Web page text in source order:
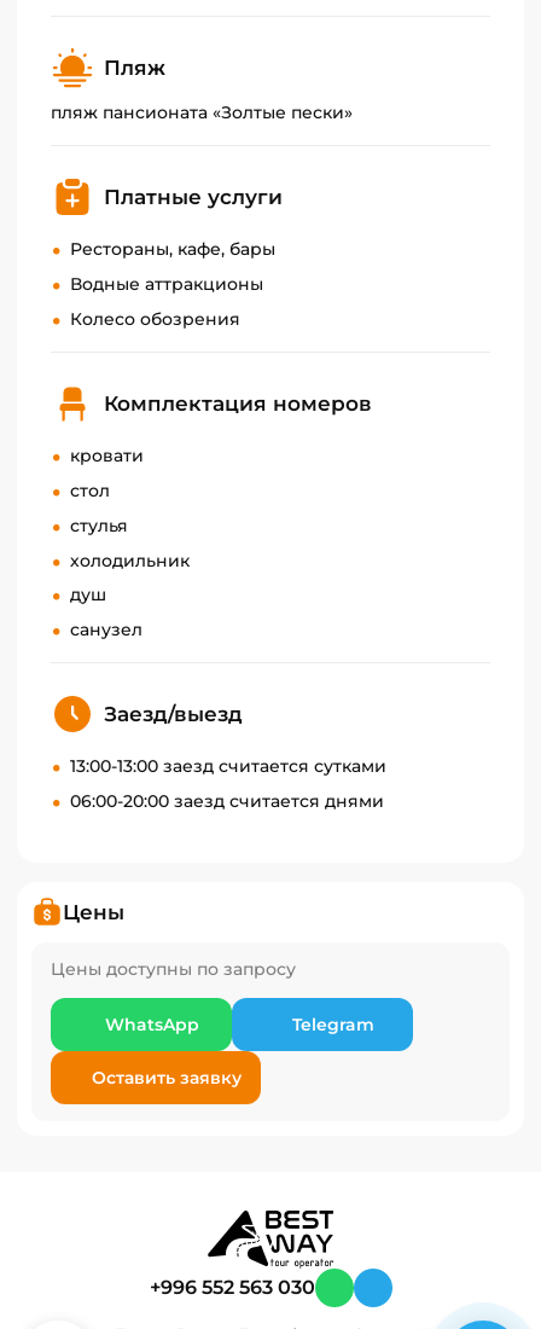
Пляж
пляж пансионата «Золтые пески»
Платные услуги
Рестораны, кафе, бары
Водные аттракционы
Колесо обозрения
Комплектация номеров
кровати
стол
стулья
холодильник
душ
санузел
Заезд/выезд
13:00-13:00 заезд считается сутками
06:00-20:00 заезд считается днями
Цены
Цены доступны по запросу
WhatsApp Telegram
Оставить заявку
+996 552 563 030